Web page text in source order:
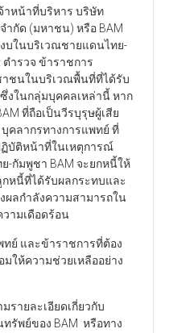
าหน้าที่บริหาร บริษัท
กัด (มหาชน) หรือ BAM
บในบริเวณชายแดนไทย-
ำรวจ ข้าราชการ
ชนในบริเวณพื้นที่ที่ได้รับ
งในกลุ่มบุคคลเหล่านี้ หาก
ที่ถือเป็นวีรบุรุษผู้เสีย
คลากรทางการแพทย์ ที่
บัติหน้าที่ในเหตุการณ์
-กัมพูชา BAM จะยกหนี้ให้
หนี้ที่ได้รับผลกระทบและ
ผลกำลังความสามารถใน
ามเดือดร้อน
ย์ และข้าราชการที่ต้อง
ให้ความช่วยเหลืออย่าง
ายละเอียดเกี่ยวกับ
รัพย์ของ BAM หรือทาง